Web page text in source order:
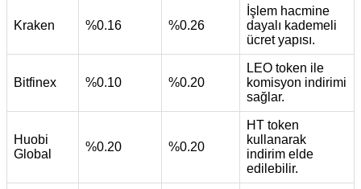
Kraken %0.16 %0.26
İşlem hacmine
dayalı kademeli
ücret yapısı.
Bitfinex %0.10 %0.20
LEO token ile
komisyon indirimi
sağlar.
Huobi
Global
%0.20 %0.20
HT token
kullanarak
indirim elde
edilebilir.